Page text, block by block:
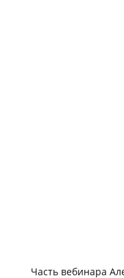
Часть вебинара